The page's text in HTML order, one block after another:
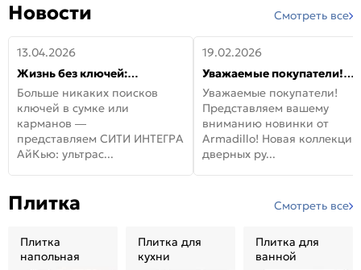
Новости Смотреть все
13.04.2026
Жизнь без ключей:
встречайте новую дверь
СИТИ ИНТЕГРА АйКью!
Больше никаких поисков
ключей в сумке или
карманов —
представляем СИТИ ИНТЕГРА
АйКью: ультрас...
19.02.2026
Уважаемые покупатели!
Представляем вашему
вниманию новинки от
Armadillo!
Уважаемые покупатели!
Представляем вашему
вниманию новинки от
Armadillo! Новая коллекция
дверных ру...
Плитка Смотреть все
Плитка
напольная
Плитка для
кухни
Плитка для
ванной